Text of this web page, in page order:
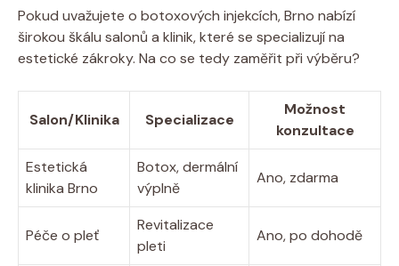
Pokud uvažujete o botoxových injekcích, Brno nabízí
širokou škálu salonů a klinik, které se specializují na
estetické zákroky. Na co se tedy zaměřit při výběru?
Salon/Klinika Specializace
Možnost
konzultace
Estetická
klinika Brno
Botox, dermální
výplně
Ano, zdarma
Péče o pleť
Revitalizace
pleti
Ano, po dohodě